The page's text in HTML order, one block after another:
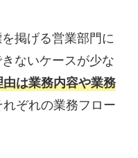
掲げる営業部門に
ないケースが少な
由は業務内容や業務
れぞれの業務フロー